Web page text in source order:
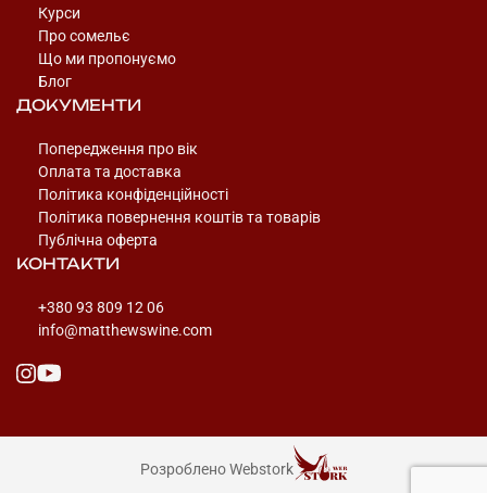
Курси
Про сомельє
Що ми пропонуємо
Блог
ДОКУМЕНТИ
Попередження про вік
Оплата та доставка
Політика конфіденційності
Політика повернення коштів та товарів
Публічна оферта
КОНТАКТИ
+380 93 809 12 06
info@matthewswine.com
Розроблено Webstork